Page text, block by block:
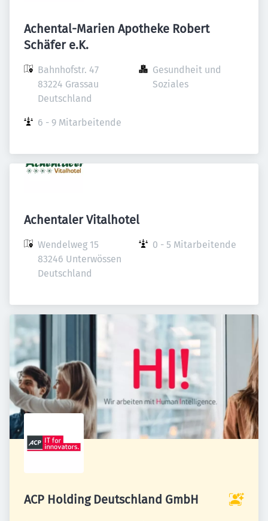
Achental-Marien Apotheke Robert
Schäfer e.K.
Bahnhofstr. 47
83224 Grassau
Deutschland
Gesundheit und
Soziales
6 - 9 Mitarbeitende
Achentaler Vitalhotel
Wendelweg 15
83246 Unterwössen
Deutschland
0 - 5 Mitarbeitende
ACP Holding Deutschland GmbH